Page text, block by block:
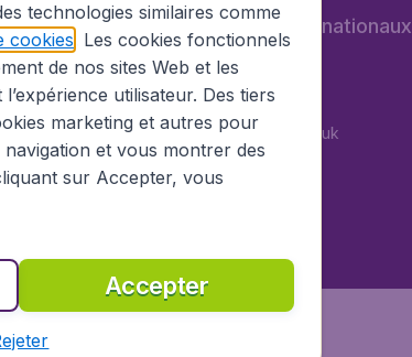
Sites internationaux
BudgetAir.es
BudgetAir.it
BudgetAir.co.uk
technologies similaires comme
cookies . Les cookies fonctionnels
de nos sites Web et les
utilisateur. Des tiers
marketing et autres pour
et vous montrer des
sur Accepter, vous
Accepter